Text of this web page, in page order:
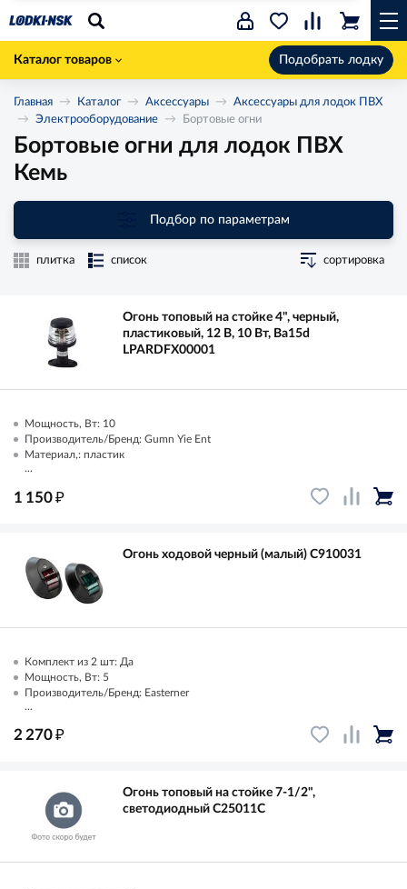
Каталог товаров Подобрать лодку
Главная Каталог Аксессуары
Аксессуары для лодок ПВХ
Электрооборудование
Бортовые огни
Бортовые огни для лодок ПВХ
Кемь
Подбор по параметрам
плитка список сортировка
Огонь топовый на стойке 4", черный,
пластиковый, 12 В, 10 Вт, Ba15d
LPARDFX00001
Мощность, Вт: 10
Производитель/Бренд: Gumn Yie Ent
Материал,: пластик
...
1 150₽
Огонь ходовой черный (малый) C910031
Комплект из 2 шт: Да
Мощность, Вт: 5
Производитель/Бренд: Easterner
...
2 270₽
Огонь топовый на стойке 7-1/2",
светодиодный C25011C